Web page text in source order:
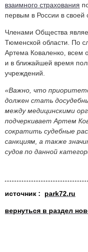
взаимного страхования
первым в России в своей
Членами Общества
Тюменской области. По
Артема Коваленко, всем
и в ближайшей время
учреждений.
«Важно, что
должен стать
между медицинскими
подчеркивает Артем
сократить судебные
санкциям, а также
судов по данной
источник : park72.ru
вернуться в раздел